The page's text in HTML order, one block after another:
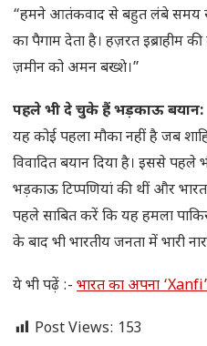
“हमने आतंकवाद से बहुत लंबे समय से
का पैगाम देता है। हज़रत इब्राहीम
ज़मीन को अमन बख्शे।”
पहले भी दे चुके हैं भड़काऊ बयान:
यह कोई पहला मौका नहीं है जब
विवादित बयान दिया है। इससे
भड़काऊ टिप्पणियां की थीं और
पहले साबित करें कि यह हमला
के बाद भी भारतीय जनता में भारी
ये भी पढ़ें :- भारत का अपना
Post Views: 153